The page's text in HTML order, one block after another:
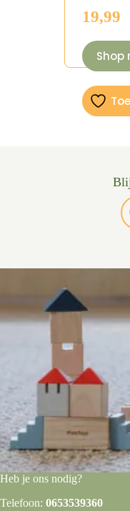
19,99
Shop
Heb je ons nodig?
Telefoon: 0653539360